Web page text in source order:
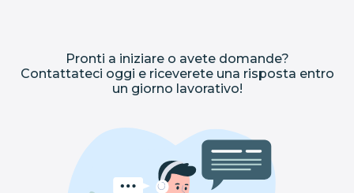
Pronti a iniziare o avete domande?
Contattateci oggi e riceverete una risposta entro
un giorno lavorativo!